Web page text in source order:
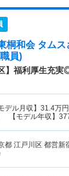
桐和会 タムス
員)
】福利厚生充
デル月収】 31.4万
【モデル年収】
都 江戸川区 都営新